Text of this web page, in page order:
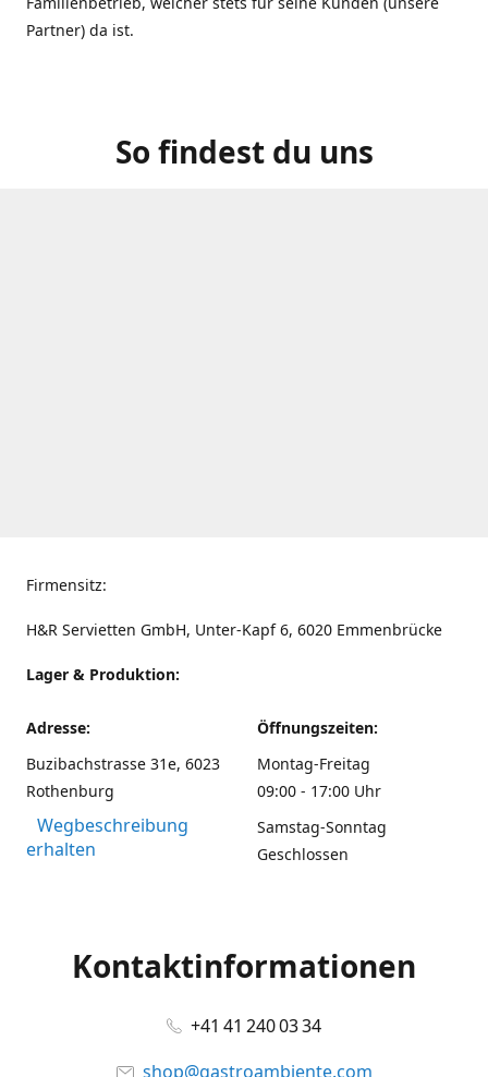
Partner) da ist.
So findest du uns
Firmensitz:
H&R Servietten GmbH, Unter-Kapf 6, 6020 Emmenbrücke
Lager & Produktion:
Adresse:
Buzibachstrasse 31e, 6023
Rothenburg
Wegbeschreibung
erhalten
Öffnungszeiten:
Montag-Freitag
09:00 - 17:00 Uhr
Samstag-Sonntag
Geschlossen
Kontaktinformationen
+41 41 240 03 34
shop@gastroambiente.com